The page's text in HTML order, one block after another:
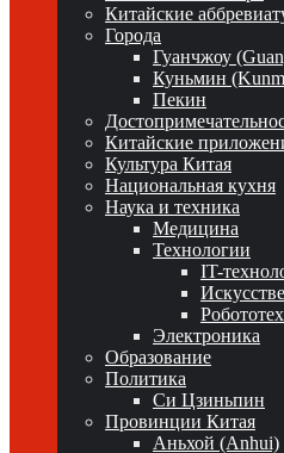
Китайские
Города
Гуанчжоу
Куньмин
Пекин
Китайские
Культура Китая
Национальная кухня
Наука и техника
Медицина
Технологии
IT-
Электроника
Образование
Политика
Си Цзиньпин
Провинции Китая
Аньхой (Anhui)